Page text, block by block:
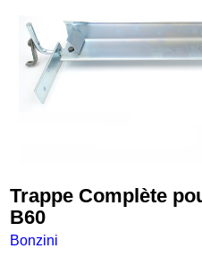
Trappe Complète
B60
Bonzini